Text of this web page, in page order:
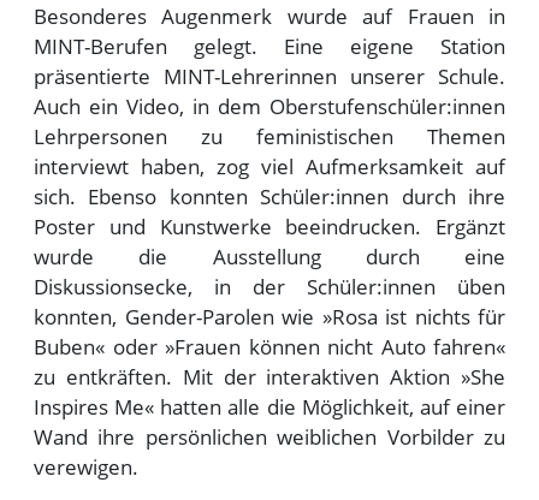
Besonderes Augenmerk wurde auf Frauen in
MINT-Berufen gelegt. Eine eigene Station
präsentierte MINT-Lehrerinnen unserer Schule.
Auch ein Video, in dem Oberstufenschüler:innen
Lehrpersonen zu feministischen Themen
interviewt haben, zog viel Aufmerksamkeit auf
sich. Ebenso konnten Schüler:innen durch ihre
Poster und Kunstwerke beeindrucken. Ergänzt
wurde die Ausstellung durch eine
Diskussionsecke, in der Schüler:innen üben
konnten, Gender-Parolen wie »Rosa ist nichts für
Buben« oder »Frauen können nicht Auto fahren«
zu entkräften. Mit der interaktiven Aktion »She
Inspires Me« hatten alle die Möglichkeit, auf einer
Wand ihre persönlichen weiblichen Vorbilder zu
verewigen.